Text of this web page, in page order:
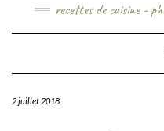
recettes de cuisine -
2 juillet 2018